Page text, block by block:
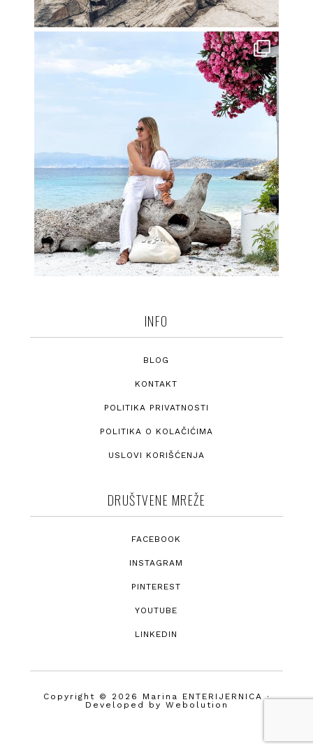
INFO
BLOG
KONTAKT
POLITIKA PRIVATNOSTI
POLITIKA O KOLAČIĆIMA
USLOVI KORIŠĆENJA
DRUŠTVENE MREŽE
FACEBOOK
INSTAGRAM
PINTEREST
YOUTUBE
LINKEDIN
Copyright © 2026 Marina ENTERIJERNICA ·
Developed by Webolution